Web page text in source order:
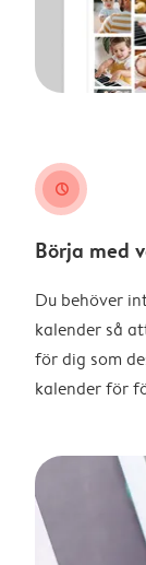
clock
Börja med
Du behöver
kalender så
för dig som
kalender för